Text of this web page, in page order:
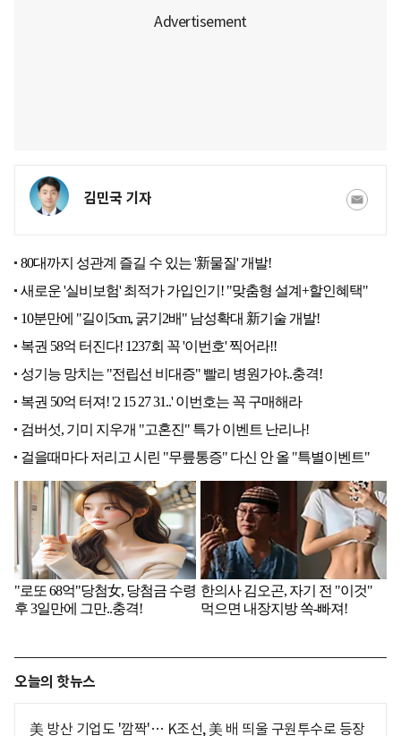
김민국 기자
오늘의 핫뉴스
美 방산 기업도 '깜짝'… K조선, 美 배 띄울 구원투수로 등장